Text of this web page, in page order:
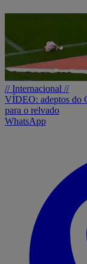
// Internacional //
VÍDEO: adeptos do
para o relvado
WhatsApp